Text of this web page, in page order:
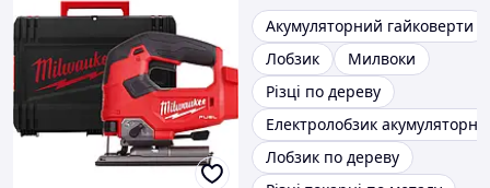
Акумуляторний гайковерти
Лобзик
Милвоки
Різці по дереву
Електролобзик
Лобзик по дереву